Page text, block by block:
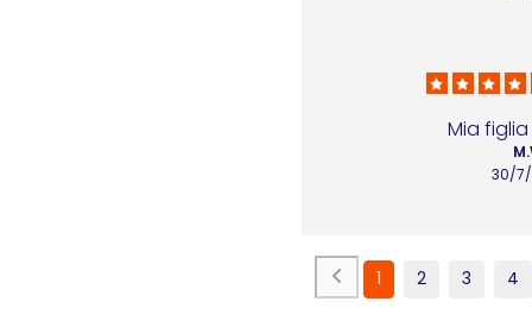
Mia
30/
1 2 3 4